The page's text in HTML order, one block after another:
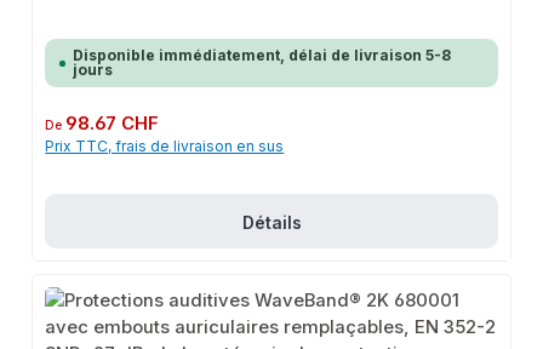
Disponible immédiatement, délai de livraison 5-8
jours
Prix régulier :
De 98.67 CHF
Prix TTC, frais de livraison en sus
Détails